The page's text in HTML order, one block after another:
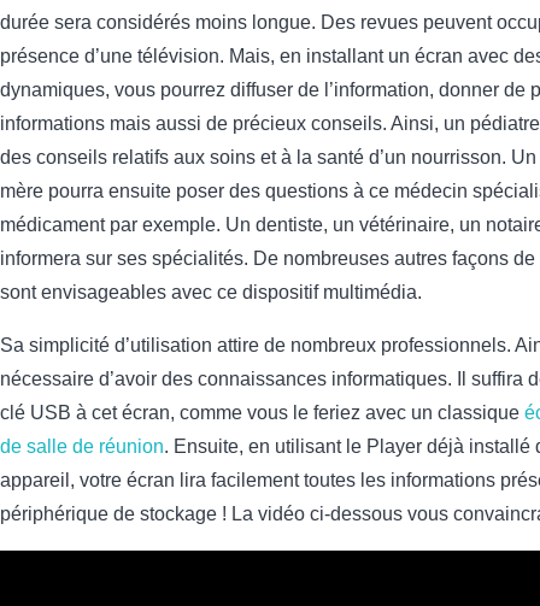
durée sera considérés moins longue. Des revues peuvent
présence d’une télévision. Mais, en installant un écran avec
dynamiques, vous pourrez diffuser de l’information, donner de
informations mais aussi de précieux conseils. Ainsi, un
des conseils relatifs aux soins et à la santé d’un nourrisson.
mère pourra ensuite poser des questions à ce médecin
médicament par exemple. Un dentiste, un vétérinaire, un
informera sur ses spécialités. De nombreuses autres façons
sont envisageables avec ce dispositif multimédia.
Sa simplicité d’utilisation attire de nombreux professionnels.
nécessaire d’avoir des connaissances informatiques. Il suffira
clé USB à cet écran, comme vous le feriez avec un classique
de salle de réunion. Ensuite, en utilisant le Player déjà installé
appareil, votre écran lira facilement toutes les informations
périphérique de stockage ! La vidéo ci-dessous vous